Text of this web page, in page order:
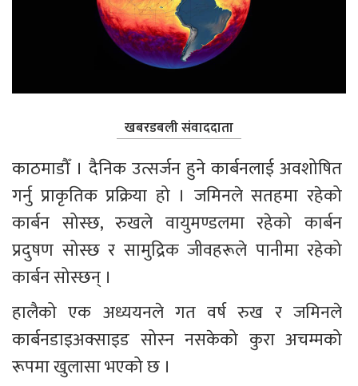
खबरडबली संवाददाता
काठमाडौँ । दैनिक उत्सर्जन हुने कार्बनलाई अवशोषित
गर्नु प्राकृतिक प्रक्रिया हो । जमिनले सतहमा रहेको
कार्बन सोस्छ, रुखले वायुमण्डलमा रहेको कार्बन
प्रदुषण सोस्छ र सामुद्रिक जीवहरूले पानीमा रहेको
कार्बन सोस्छन् ।
हालैको एक अध्ययनले गत वर्ष रुख र जमिनले
कार्बनडाइअक्साइड सोस्न नसकेको कुरा अचम्मको
रूपमा खुलासा भएको छ ।